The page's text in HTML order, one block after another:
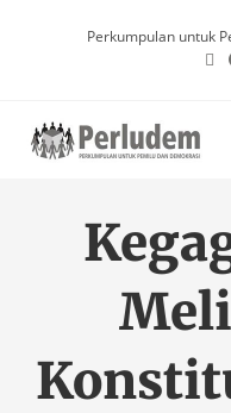
Perkumpulan untuk